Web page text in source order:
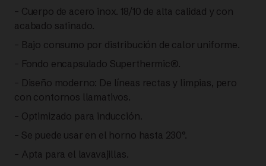
– Cuerpo de acero inox. 18/10 de alta calidad y con
acabado satinado.
– Bajo consumo por distribución de calor uniforme.
– Fondo encapsulado Superthermic®.
– Diseño moderno: De líneas rectas y limpias, pero
con contornos llamativos.
– Optimizado para inducción.
– Se puede usar en el horno hasta 230°.
– Apta para el lavavajillas.